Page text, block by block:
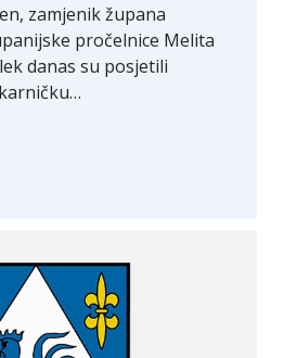
zamjenik župana
pročelnice Melita
danas su posjetili